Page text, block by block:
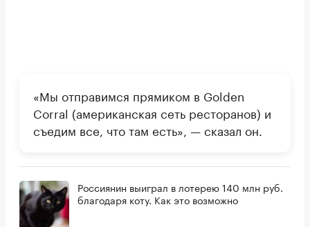
«Мы отправимся прямиком в Golden
Corral (американская сеть ресторанов) и
съедим все, что там есть», — сказал он.
Россиянин выиграл в лотерею 140 млн руб.
благодаря коту. Как это возможно